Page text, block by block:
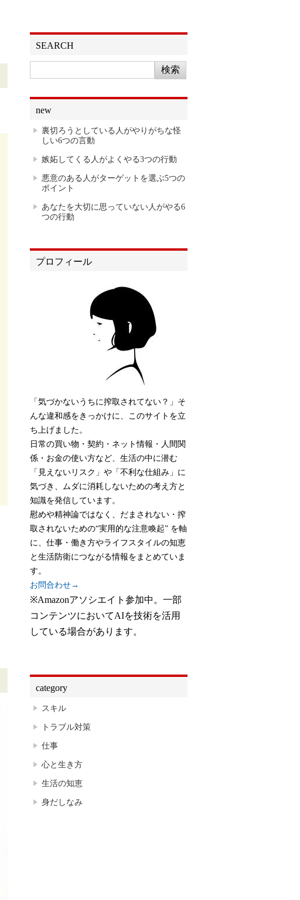
SEARCH
new
裏切ろうとしている人がやりがちな怪
しい6つの言動
嫉妬してくる人がよくやる3つの行動
悪意のある人がターゲットを選ぶ5つの
ポイント
あなたを大切に思っていない人がやる6
つの行動
プロフィール
「気づかないうちに搾取されてない？」そ
んな違和感をきっかけに、このサイトを立
ち上げました。
日常の買い物・契約・ネット情報・人間関
係・お金の使い方など、生活の中に潜む
「見えないリスク」や「不利な仕組み」に
気づき、ムダに消耗しないための考え方と
知識を発信しています。
慰めや精神論ではなく、だまされない・搾
取されないための“実用的な注意喚起” を軸
に、仕事・働き方やライフスタイルの知恵
と生活防衛につながる情報をまとめていま
す。
お問合わせ→
※Amazonアソシエイト参加中。一部
コンテンツにおいてAIを技術を活用
している場合があります。
category
スキル
トラブル対策
仕事
心と生き方
生活の知恵
身だしなみ